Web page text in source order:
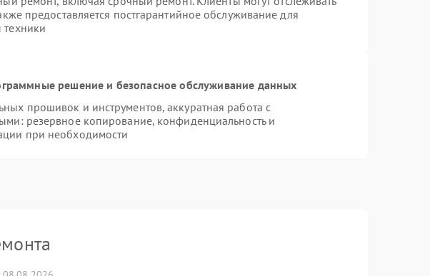
предоставляется постгарантийное обслуживание для
решение и безопасное обслуживание данных
прошивок и инструментов, аккуратная работа с
резервное копирование, конфиденциальность и
при необходимости